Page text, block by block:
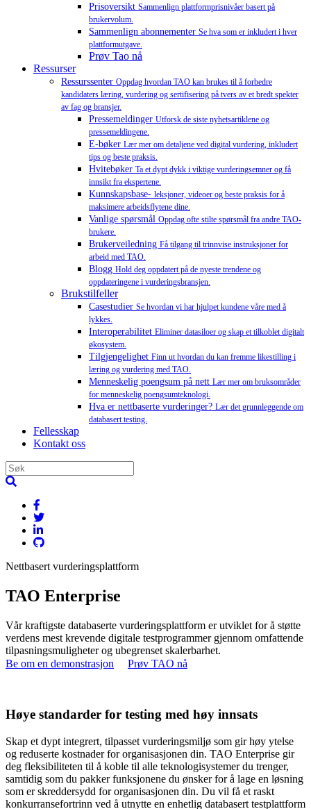
Prisoversikt Sammenlign plattformprisnivåer basert på
brukervolum.
Sammenlign abonnementer Se hva som er inkludert i hver
plattformutgave.
Prøv Tao nå
Ressurser
Ressurssenter Oppdag hvordan TAO kan brukes til å forbedre
kandidaters læring, vurdering og sertifisering på tvers av et bredt spekter
av fag og bransjer.
Pressemeldinger Utforsk de siste nyhetsartiklene og
pressemeldingene.
E-bøker Lær mer om detaljene ved digital vurdering, inkludert
tips og beste praksis.
Hvitebøker Ta et dypt dykk i viktige vurderingsemner og få
innsikt fra ekspertene.
Kunnskapsbase- leksjoner, videoer og beste praksis for å
maksimere arbeidsflytene dine.
Vanlige spørsmål Oppdag ofte stilte spørsmål fra andre TAO-
brukere.
Brukerveiledning Få tilgang til trinnvise instruksjoner for
arbeid med TAO.
Blogg Hold deg oppdatert på de nyeste trendene og
oppdateringene i vurderingsbransjen.
Brukstilfeller
Casestudier Se hvordan vi har hjulpet kundene våre med å
lykkes.
Interoperabilitet Eliminer datasiloer og skap et tilkoblet digitalt
økosystem.
Tilgjengelighet Finn ut hvordan du kan fremme likestilling i
læring og vurdering med TAO.
Menneskelig poengsum på nett Lær mer om bruksområder
for menneskelig poengsumteknologi.
Hva er nettbaserte vurderinger? Lær det grunnleggende om
databasert testing.
Fellesskap
Kontakt oss
Nettbasert vurderingsplattform
TAO Enterprise
Vår kraftigste databaserte vurderingsplattform er utviklet for å støtte
verdens mest krevende digitale testprogrammer gjennom omfattende
tilpasningsmuligheter og ubegrenset skalerbarhet.
Be om en demonstrasjon
Prøv TAO nå
Høye standarder for testing med høy innsats
Skap et dypt integrert, tilpasset vurderingsmiljø som gir høy ytelse
og reduserte kostnader for organisasjonen din. TAO Enterprise gir
deg fleksibiliteten til å koble til alle teknologisystemer du trenger,
samtidig som du pakker funksjonene du ønsker for å lage en løsning
som er skreddersydd for organisasjonen din. Du vil få et raskt
konkurransefortrinn ved å utnytte en enhetlig databasert testplattform